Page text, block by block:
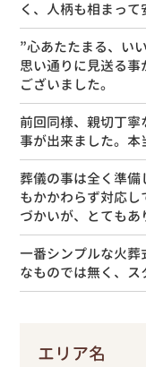
く、人柄も相まって
”心あたたまる、い
思い通りに見送る
ございました。
前回同様、親切丁
事が出来ました。本
葬儀の事は全く準
もかかわらず対応
づかいが、とてもあ
一番シンプルな火
なものでは無く、ス
エリア名